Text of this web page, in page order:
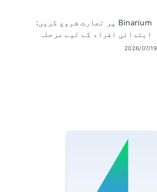
Binarium پر تجارت شروع کریں:
ابتدائی افراد کے لیے مرحلہ
وار سیٹ اپ
2026/07/19